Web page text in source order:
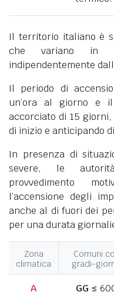
Il territorio italiano è
che variano in
indipendentemente
Il periodo di
un’ora al giorno e
accorciato di 15
di inizio e anticipando
In presenza di
severe, le
provvedimento
l’accensione degli
anche al di fuori dei
per una durata
Zona
climatica
Comuni
gradi-
A GG ≤